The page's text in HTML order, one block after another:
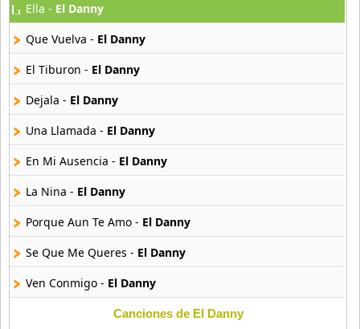
Bachata Hits
13 músicas online
Bachateame Mama
12 músicas online
145 músicas online
Binomio de Oro de America
40 músicas online
Carlos y Alejandra
16 músicas online
Chili Fernandez
14 músicas online
Ella - El Danny
Que Vuelva - El Danny
El Tiburon - El Danny
Dejala - El Danny
Una Llamada - El Danny
En Mi Ausencia - El Danny
La Nina - El Danny
Porque Aun Te Amo - El Danny
Se Que Me Queres - El Danny
Ven Conmigo - El Danny
Canciones de El Danny